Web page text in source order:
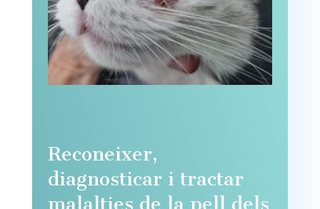
Reconeixer,
diagnosticar i tractar
malalties de la pell dels